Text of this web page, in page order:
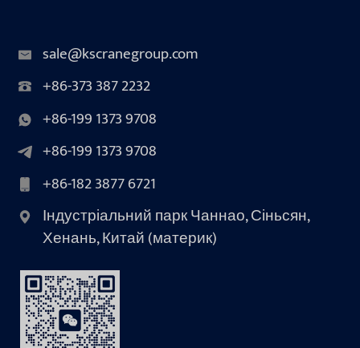
sale@kscranegroup.com
+86-373 387 2232
+86-199 1373 9708
+86-199 1373 9708
+86-182 3877 6721
Індустріальний парк Чаннао, Сіньсян,
Хенань, Китай (материк)